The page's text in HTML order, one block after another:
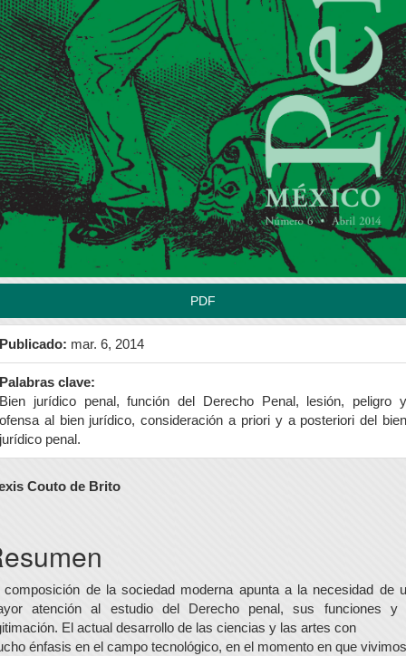
PDF
Publicado: mar. 6, 2014
Palabras clave:
Bien jurídico penal, función del Derecho Penal, lesión, peligro y
ofensa al bien jurídico, consideración a priori y a posteriori del bien
jurídico penal.
Couto de Brito
composición de la sociedad moderna apunta a la necesidad de
atención al estudio del Derecho penal, sus funciones y
El actual desarrollo de las ciencias y las artes con
énfasis en el campo tecnológico, en el momento en que